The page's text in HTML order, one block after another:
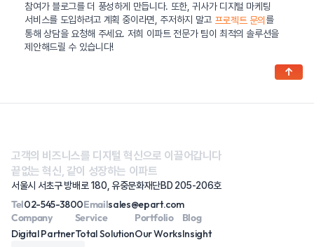
참여가 블로그를 더 풍성하게 만듭니다. 또한, 귀사가 디지털 마케팅
서비스를 도입하려고 계획 중이라면, 주저하지 말고 프로젝트 문의 를
통해 상담을 요청해 주세요. 저희 이파트 전문가 팀이 최적의 솔루션을
제안해드릴 수 있습니다!
고객의 비즈니스를 디지털 혁신으로 이끌어갑니다
끝없는 혁신, 같이 성장하는 이파트
서울시 서초구 방배로 180, 유중문화재단BD 205-206호
Tel02-545-3800Emailsales@epart.com
Company
Digital Partner
Service
Total Solution
Portfolio
Our Works
Blog
Insight
↑